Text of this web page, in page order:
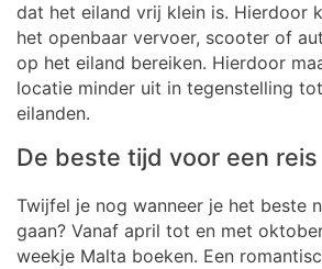
dat het eiland vrij klein is. Hierdoor
het openbaar vervoer, scooter of
op het eiland bereiken. Hierdoor
locatie minder uit in tegenstelling
eilanden.
De beste tijd voor een reis
Twijfel je nog wanneer je het beste
gaan? Vanaf april tot en met
weekje Malta boeken. Een